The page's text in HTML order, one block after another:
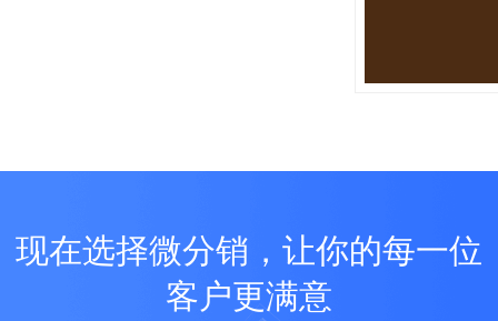
现在选择微分销，让你的每一位
客户更满意